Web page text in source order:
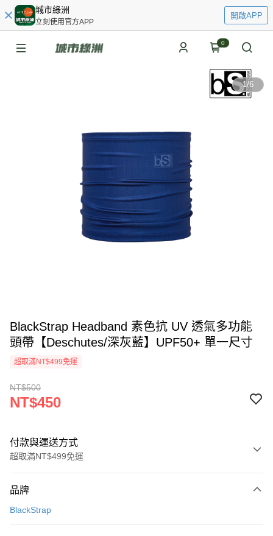
城市綠洲
立刻使用官方APP
開啟APP
0
1/6
BlackStrap Headband 素色抗 UV 透氣多功能
頭帶【Deschutes/深灰藍】UPF50+ 單一尺寸
超取滿NT$499免運
NT$500
NT$450
付款與運送方式
超取滿NT$499免運
信用卡一次付款
品牌
BlackStrap